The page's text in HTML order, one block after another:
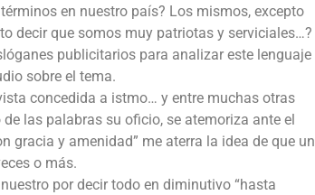
en nuestro país? Los mismos, excepto
decir que somos muy patriotas y serviciales…?
publicitarios para analizar este lenguaje
sobre el tema.
concedida a istmo… y entre muchas otras
las palabras su oficio, se atemoriza ante el
gracia y amenidad” me aterra la idea de que un
o más.
por decir todo en diminutivo “hasta